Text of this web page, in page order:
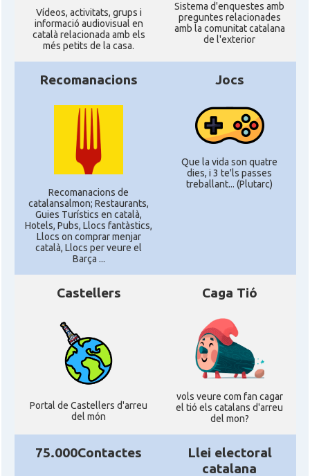
Ví­deos, activitats, grups i
informació audiovisual en
català relacionada amb els
més petits de la casa.
Sistema d'enquestes amb
preguntes relacionades
amb la comunitat catalana
de l'exterior
Recomanacions
Recomanacions de
catalansalmon; Restaurants,
Guies Turístics en català,
Hotels, Pubs, Llocs fantàstics,
Llocs on comprar menjar
català, Llocs per veure el
Barça ...
Jocs
Que la vida son quatre
dies, i 3 te'ls passes
treballant... (Plutarc)
Castellers
Portal de Castellers d'arreu
del món
Caga Tió
vols veure com fan cagar
el tió els catalans d'arreu
del mon?
75.000Contactes
Llei electoral
catalana